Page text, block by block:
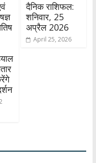
दैनिक राशिफल:
शनिवार, 25
अप्रैल 2026
April 25, 2026